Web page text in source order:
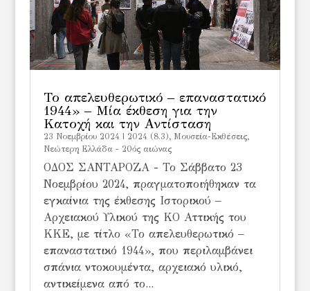
Το απελευθερωτικό – επαναστατικό
1944» – Μία έκθεση για την
Κατοχή και την Αντίσταση
23 Νοεμβρίου 2024 | 2024 (8.3) Μουσεία-Εκθέσεις,
Νεώτερη Ελλάδα - 20ός αιώνας
ΟΔΟΣ ΣΑΝΤΑΡΟΖΑ - Το Σάββατο 23
Νοεμβρίου 2024, πραγματοποιήθηκαν τα
εγκαίνια της έκθεσης Ιστορικού –
Αρχειακού Υλικού της ΚΟ Αττικής του
ΚΚΕ, με τίτλο «Το απελευθερωτικό –
επαναστατικό 1944», που περιλαμβάνει
σπάνια ντοκουμέντα, αρχειακό υλικό,
αντικείμενα από το...